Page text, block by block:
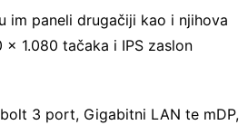
im paneli drugačiji kao i njihova
1.080 tačaka i IPS zaslon
3 port, Gigabitni LAN te mDP,